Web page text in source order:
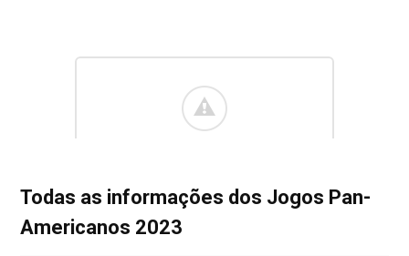
Todas as informações dos Jogos Pan-
Americanos 2023